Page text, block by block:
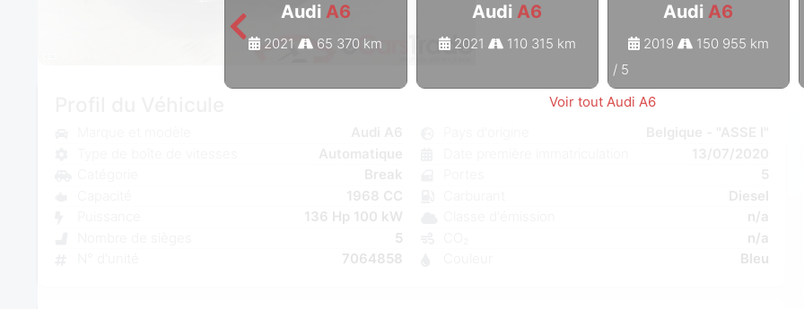
Audi A6
2021 65 370 km
AudiA6
2021 110 315 km
AudiA6
2019 150 955 km
/ 5
Voir tout Audi A6
1968 CC
136 Hp 100 kW
5
7064858
Diesel
n/a
n/a
Bleu